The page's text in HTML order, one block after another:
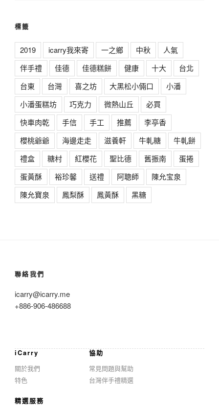
標籤
2019 icarry我來寄 一之鄉 中秋
人氣
伴手禮
佳德 佳德糕餅 健康 十大
台北
台東
台灣 喜之坊 大黑松小倆口
小潘
小潘蛋糕坊
巧克力 微熱山丘
必買
快車肉乾
手信 手工 推薦
李亭香
櫻桃爺爺
海邊走走 滋養軒 牛軋糖
牛軋餅
禮盒
糖村 紅櫻花 聖比德 舊振南
蛋捲
蛋黃酥
裕珍馨 送禮 阿聰師
陳允宝泉
陳允寶泉
鳳梨酥 鳳黃酥 黑糖
聯絡我們
icarry@icarry.me
+886-906-486688
iCarry
關於我們
特色
協助
常見問題與幫助
台灣伴手禮精選
精選服務